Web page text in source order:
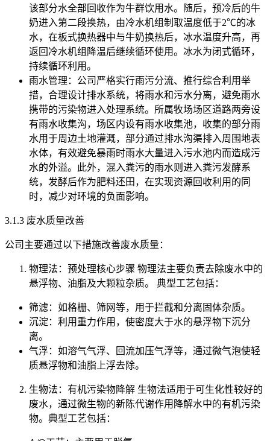
该部分水全部回收作为牛群饮用水。随后，预冷后的牛
奶进入第二段换热，由冷水机组制取温度低于2℃的冰
水，在板式换热器中与牛奶换热后，冰水温度升高，再
返回冷水机组降温后继续循环使用。冰水为闭式循环，
持续循环利用。
雨水管理：公司严格实行雨污分流、推行综合利用举
措，合理设计排水系统，将雨水和污水分离，避免雨水
携带的污染物进入处理系统。所属牧场场区道路两旁设
有雨水收集沟，场区内设有雨水收集池，收集的部分雨
水用于周边土地灌溉，部分通过排水沟渠排入周围地表
水体，有效避免暴雨时雨水大量进入污水池内而造成污
水的外溢。此外，混入粪污的雨水则进入粪污发酵系
统，发酵后作为肥料还田，在实现资源回收利用的同
时，减少对环境的负面影响。
3.1.3 废水质量改善
公司主要通过以下措施改善废水质量：
物理法：预处理核心步骤 物理法主要负责去除废水中的
悬浮物、油脂及大颗粒杂质。 典型工艺包括：
筛滤：如格栅、筛网等，用于拦截和分离固体杂质。
沉淀：利用重力作用，使密度大于水的悬浮物下沉分
离。
气浮：如溶气气浮、回流加压气浮等，通过微气泡使轻
质悬浮物和油脂上浮去除。
生物法：有机污染物降解 生物法适用于可生化性较好的
废水，通过微生物的新陈代谢作用降解水中的有机污染
物。典型工艺包括：